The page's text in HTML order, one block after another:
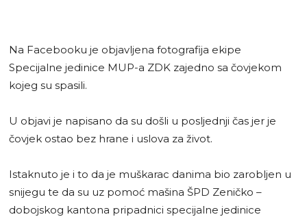
Na Facebooku je objavljena fotografija ekipe
Specijalne jedinice MUP-a ZDK zajedno sa čovjekom
kojeg su spasili.
U objavi je napisano da su došli u posljednji čas jer je
čovjek ostao bez hrane i uslova za život.
Istaknuto je i to da je muškarac danima bio zarobljen u
snijegu te da su uz pomoć mašina ŠPD Zeničko –
dobojskog kantona pripadnici specijalne jedinice